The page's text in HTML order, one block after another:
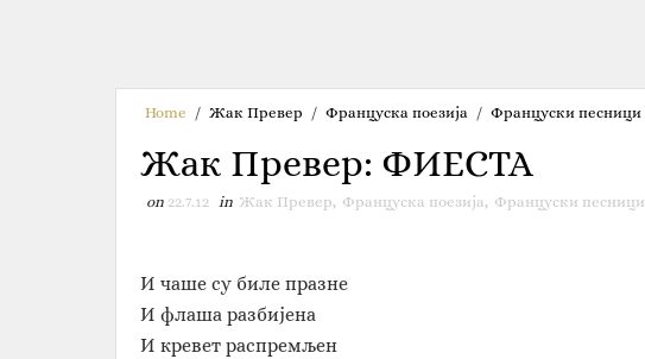
Home / Жак Превер / Француска поезија / Француски песници
Жак Превер‎:‎ ФИЕСТА
on 22.7.12 in Жак Превер, Француска поезија, Француски песници
И чаше су биле празне
И флаша разбијена
И кревет распремљен